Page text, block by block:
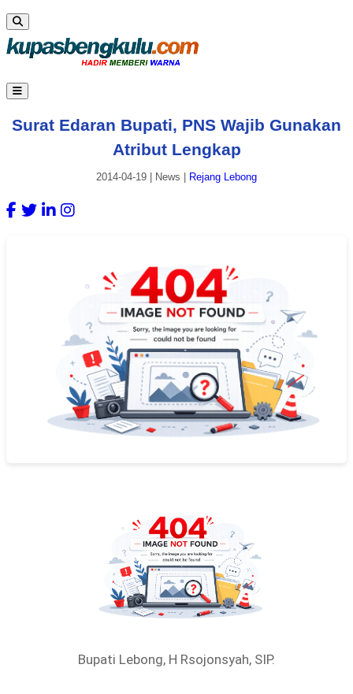
Surat Edaran Bupati, PNS Wajib Gunakan
Atribut Lengkap
2014-04-19 News Rejang Lebong
Bupati Lebong, H Rsojonsyah, SIP.